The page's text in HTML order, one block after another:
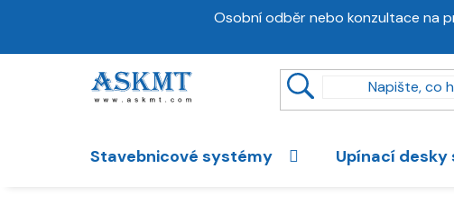
Osobní odběr nebo konzultace na
Stavebnicové systémy Upínací desky